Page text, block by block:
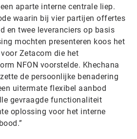
aparte interne centrale liep.
waarin bij vier partijen offertes
en twee leveranciers op basis
mochten presenteren koos het
Zetacom die het
NFON voorstelde. Khechana
de persoonlijke benadering
uitermate flexibel aanbod
gevraagde functionaliteit
oplossing voor het interne